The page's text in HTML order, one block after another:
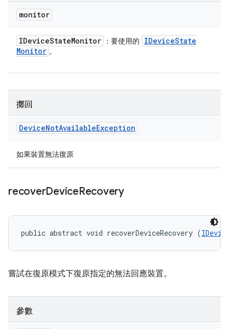
monitor
IDeviceStateMonitor ：要使用的 IDeviceState
Monitor 。
擲回
DeviceNotAvailableException
如果裝置無法復原
recoverDeviceRecovery
public abstract void recoverDeviceRecovery (
嘗試在復原模式下復原指定的無法回應裝置。
參數